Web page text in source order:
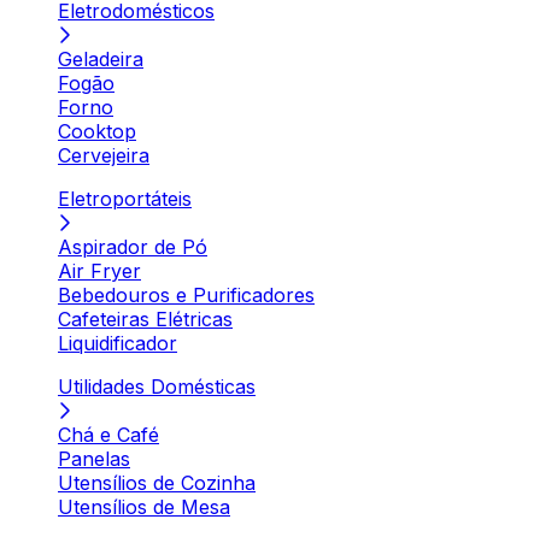
Eletrodomésticos
Geladeira
Fogão
Forno
Cooktop
Cervejeira
Eletroportáteis
Aspirador de Pó
Air Fryer
Bebedouros e Purificadores
Cafeteiras Elétricas
Liquidificador
Utilidades Domésticas
Chá e Café
Panelas
Utensílios de Cozinha
Utensílios de Mesa